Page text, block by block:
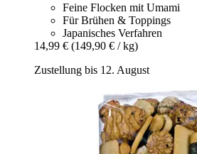
Feine Flocken mit Umami
Für Brühen & Toppings
Japanisches Verfahren
14,99 € (149,90 € / kg)
Zustellung bis 12. August